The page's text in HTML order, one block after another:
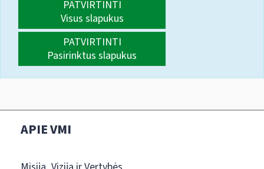
PATVIRTINTI
Visus slapukus
PATVIRTINTI
Pasirinktus slapukus
APIE VMI